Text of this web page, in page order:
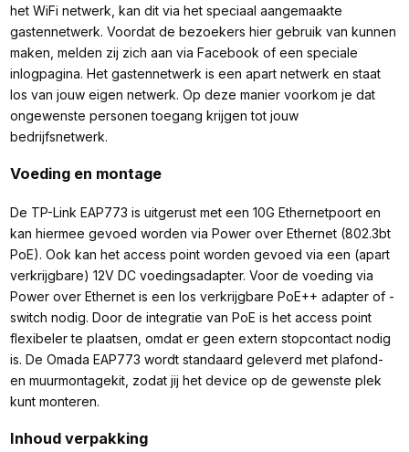
het WiFi netwerk, kan dit via het speciaal aangemaakte
gastennetwerk. Voordat de bezoekers hier gebruik van kunnen
maken, melden zij zich aan via Facebook of een speciale
inlogpagina. Het gastennetwerk is een apart netwerk en staat
los van jouw eigen netwerk. Op deze manier voorkom je dat
ongewenste personen toegang krijgen tot jouw
bedrijfsnetwerk.
Voeding en montage
De TP-Link EAP773 is uitgerust met een 10G Ethernetpoort en
kan hiermee gevoed worden via Power over Ethernet (802.3bt
PoE). Ook kan het access point worden gevoed via een (apart
verkrijgbare) 12V DC voedingsadapter. Voor de voeding via
Power over Ethernet is een los verkrijgbare PoE++ adapter of -
switch nodig. Door de integratie van PoE is het access point
flexibeler te plaatsen, omdat er geen extern stopcontact nodig
is. De Omada EAP773 wordt standaard geleverd met plafond-
en muurmontagekit, zodat jij het device op de gewenste plek
kunt monteren.
Inhoud verpakking